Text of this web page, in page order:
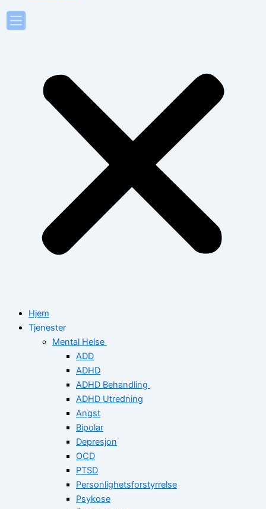
Hjem
Tjenester
Mental Helse
ADD
ADHD
ADHD Behandling
ADHD Utredning
Angst
Bipolar
Depresjon
OCD
PTSD
Personlighetsforstyrrelse
Psykose